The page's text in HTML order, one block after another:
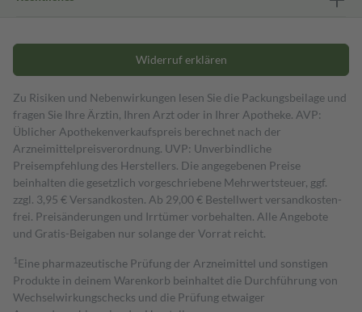
Widerruf erklären
Zu Risiken und Nebenwirkungen lesen Sie die Packungsbeilage und
fragen Sie Ihre Ärztin, Ihren Arzt oder in Ihrer Apotheke. AVP:
Üblicher Apothekenverkaufspreis berechnet nach der
Arzneimittelpreisverordnung. UVP: Unverbindliche
Preisempfehlung des Herstellers. Die angegebenen Preise
beinhalten die gesetzlich vorgeschriebene Mehrwertsteuer, ggf.
zzgl. 3,95 € Versandkosten. Ab 29,00 € Bestell­wert versand­kosten­
frei. Preisänderungen und Irrtümer vorbehalten. Alle Angebote
und Gratis-Beigaben nur solange der Vorrat reicht.
1 Eine pharmazeutische Prüfung der Arzneimittel und sonstigen
Produkte in deinem Warenkorb beinhaltet die Durchführung von
Wechselwirkungschecks und die Prüfung etwaiger